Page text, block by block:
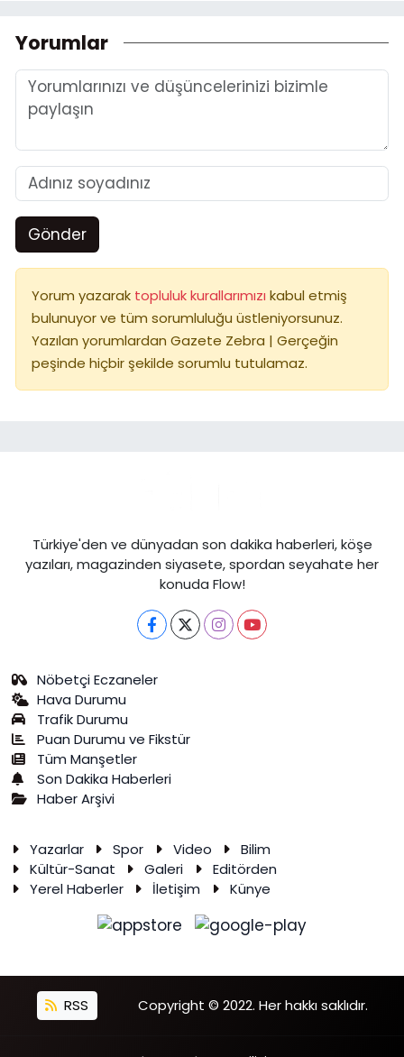
Yorumlar
Gönder
Yorum yazarak topluluk kurallarımızı kabul etmiş
bulunuyor ve tüm sorumluluğu üstleniyorsunuz.
Yazılan yorumlardan Gazete Zebra | Gerçeğin
peşinde hiçbir şekilde sorumlu tutulamaz.
Türkiye'den ve dünyadan son dakika haberleri, köşe
yazıları, magazinden siyasete, spordan seyahate her
konuda Flow!
Nöbetçi Eczaneler
Hava Durumu
Trafik Durumu
Puan Durumu ve Fikstür
Tüm Manşetler
Son Dakika Haberleri
Haber Arşivi
Yazarlar Spor Video
Bilim
Kültür-Sanat
Galeri
Editörden
Yerel Haberler
İletişim Künye
RSS Copyright © 2022. Her hakkı saklıdır.